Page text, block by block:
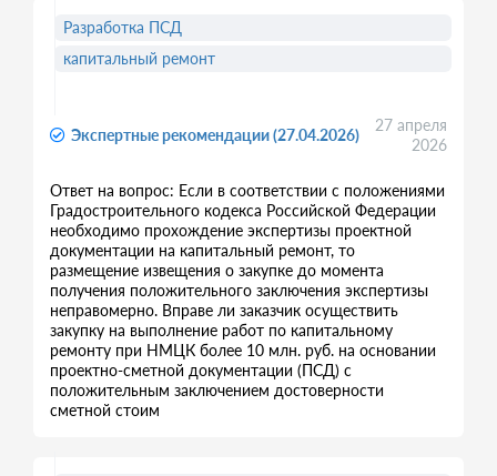
Экспертные рекомендации (27.04.2026)
27 апреля
2026
Ответ на вопрос: Если в соответствии с положениями
Градостроительного кодекса Российской Федерации
необходимо прохождение экспертизы проектной
документации на капитальный ремонт, то
размещение извещения о закупке до момента
получения положительного заключения экспертизы
неправомерно. Вправе ли заказчик осуществить
закупку на выполнение работ по капитальному
ремонту при НМЦК более 10 млн. руб. на основании
проектно-сметной документации (ПСД) с
положительным заключением достоверности
сметной стоим
Разработка ПСД
капитальный ремонт